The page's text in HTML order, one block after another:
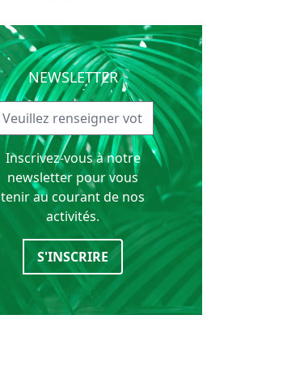
congolaises
NEWSLETTER
Inscrivez-vous à notre
newsletter pour vous
tenir au courant de nos
activités.
S'INSCRIRE